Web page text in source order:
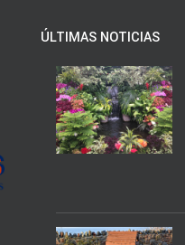
ÚLTIMAS NOTICIAS